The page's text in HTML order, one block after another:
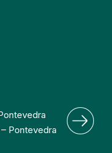
Pontevedra